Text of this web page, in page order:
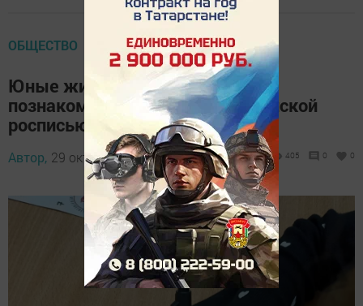
ОБЩЕСТВО
Юные жители Камских Полян
познакомились с древней мезенской
росписью
Автор, 29 октября 2025 - 13:19 405 0 0